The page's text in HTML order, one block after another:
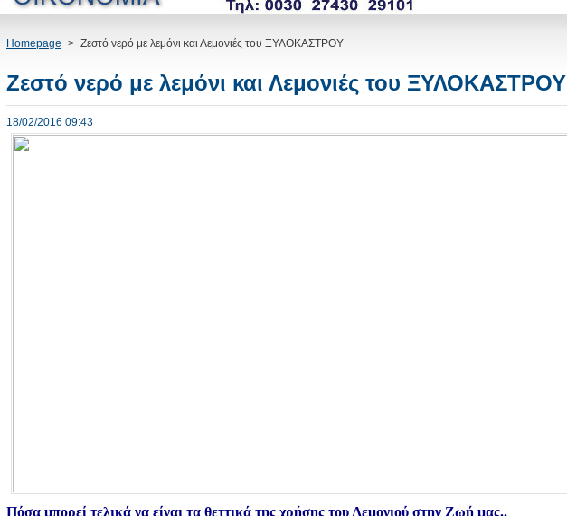
Homepage > Ζεστό νερό με λεμόνι και Λεμονιές του ΞΥΛΟΚΑΣΤΡΟΥ
Ζεστό νερό με λεμόνι και Λεμονιές του ΞΥΛΟΚΑΣΤΡΟΥ
18/02/2016 09:43
Πόσα μπορεί τελικά να είναι τα θεττικά της χρήσης του Λεμονιού στην Ζωή μας..